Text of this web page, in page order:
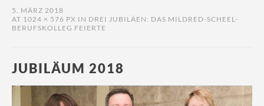
5. MÄRZ 2018
AT 1024 × 576 PX IN DREI JUBILÄEN: DAS MILDRED-SCHEEL-
BERUFSKOLLEG FEIERTE
JUBILÄUM 2018